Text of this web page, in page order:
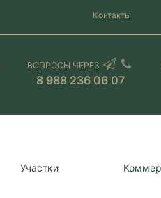
Контакты
ВОПРОСЫ ЧЕРЕЗ
8 988 236 06 07
Участки